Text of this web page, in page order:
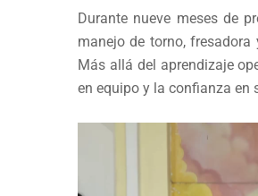
Durante nueve meses de
manejo de torno,
Más allá del aprendizaje
en equipo y la confianza en